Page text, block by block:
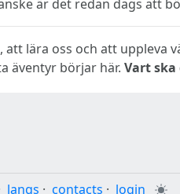
är det redan dags att
lära oss och att uppleva
äventyr börjar här. Vart
langs · contacts · login